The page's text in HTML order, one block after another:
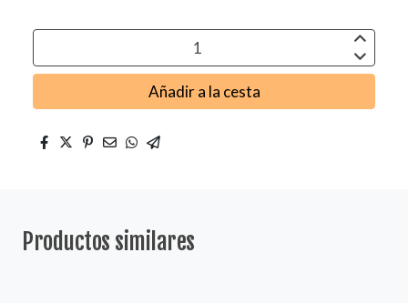
Añadir a la cesta
Productos similares